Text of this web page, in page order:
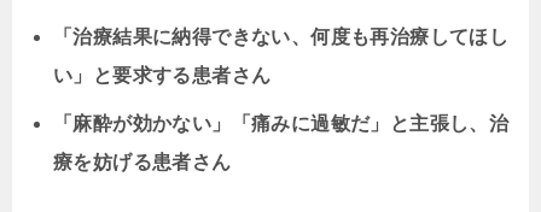
「治療結果に納得できない、何度も再治療してほし
い」と要求する患者さん
「麻酔が効かない」「痛みに過敏だ」と主張し、治
療を妨げる患者さん